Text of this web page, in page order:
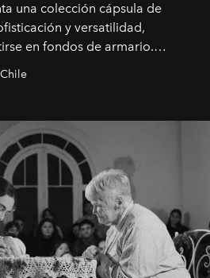
una colección cápsula de
y versatilidad,
en fondos de armario.
el 6 de agosto.